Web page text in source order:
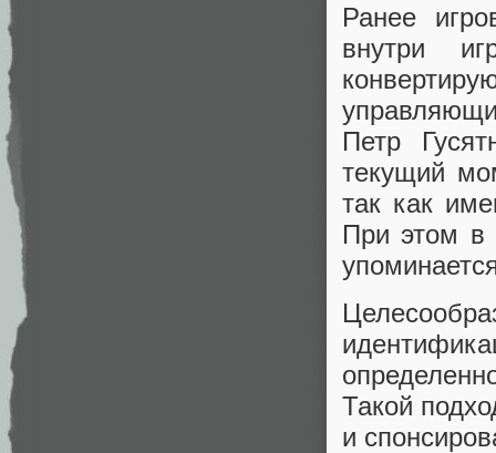
Ранее
внутри
Петр
текущий
так как
При этом в
Такой
и